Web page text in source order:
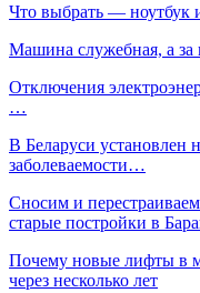
Что выбрать — ноутбук
Машина служебная, а
Отключения
…
В Беларуси установлен
заболеваемости…
Сносим и
старые постройки в
Почему новые лифты в
через несколько лет